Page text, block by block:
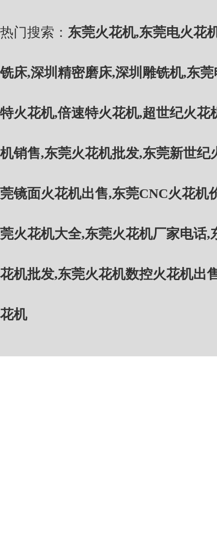
热门搜索： 东莞火花机,东莞电火花
铣床,深圳精密磨床,深圳雕铣机,东
特火花机,倍速特火花机,超世纪火花
机销售,东莞火花机批发,东莞新世纪
莞镜面火花机出售,东莞CNC火花机
莞火花机大全,东莞火花机厂家电话,
花机批发,东莞火花机数控火花机出
花机